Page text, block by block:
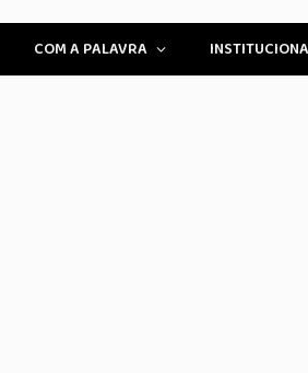
COM A PALAVRA